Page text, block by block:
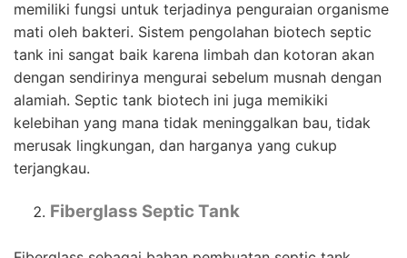
memiliki fungsi untuk terjadinya penguraian organisme
mati oleh bakteri. Sistem pengolahan biotech septic
tank ini sangat baik karena limbah dan kotoran akan
dengan sendirinya mengurai sebelum musnah dengan
alamiah. Septic tank biotech ini juga memikiki
kelebihan yang mana tidak meninggalkan bau, tidak
merusak lingkungan, dan harganya yang cukup
terjangkau.
Fiberglass Septic Tank